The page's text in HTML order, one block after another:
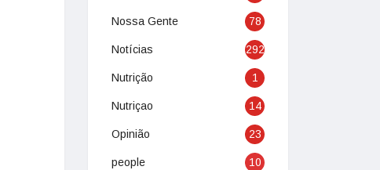
Nossa Gente 78
Notícias 292
Nutrição 1
Nutriçao 14
Opinião 23
people 10